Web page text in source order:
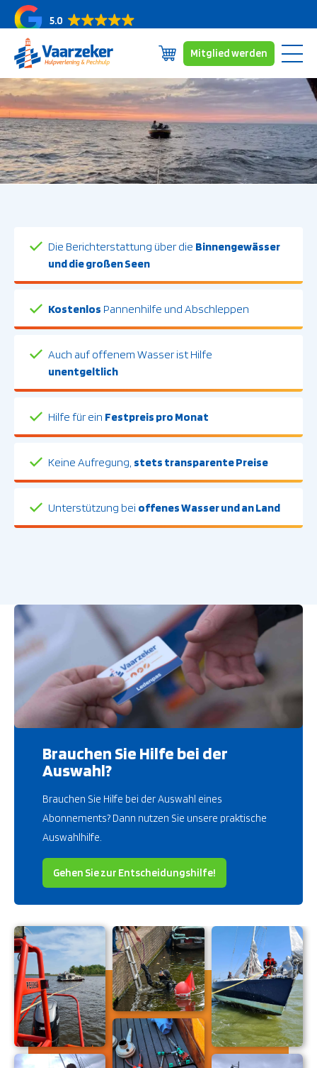
5.0
Zum
Inhalt
springen
Mitgliedschaften
Erfassungsbereich
Über uns
Nachrichten/Blogs
Kontakt
Mitglied werden
Die Berichterstattung über die Binnengewässer
und die großen Seen
Kostenlos Pannenhilfe und Abschleppen
Auch auf offenem Wasser ist Hilfe
unentgeltlich
Hilfe für ein Festpreis pro Monat
Keine Aufregung, stets transparente Preise
Unterstützung bei offenes Wasser und an Land
Brauchen Sie Hilfe bei der
Auswahl?
Brauchen Sie Hilfe bei der Auswahl eines
Abonnements? Dann nutzen Sie unsere praktische
Auswahlhilfe.
Gehen Sie zur Entscheidungshilfe!